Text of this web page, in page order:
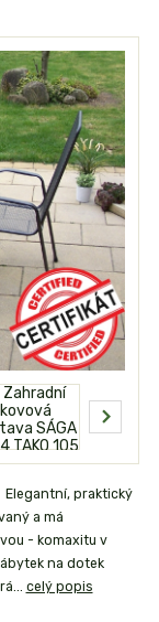
Elegantní, praktický
a má
- komaxitu v
na dotek
celý popis